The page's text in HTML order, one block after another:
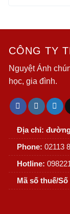
CÔNG TY
Nguyệt Ánh
học, gia đình.
Địa chỉ:
Phone: 02113
Hotline:
Mã số thuế/